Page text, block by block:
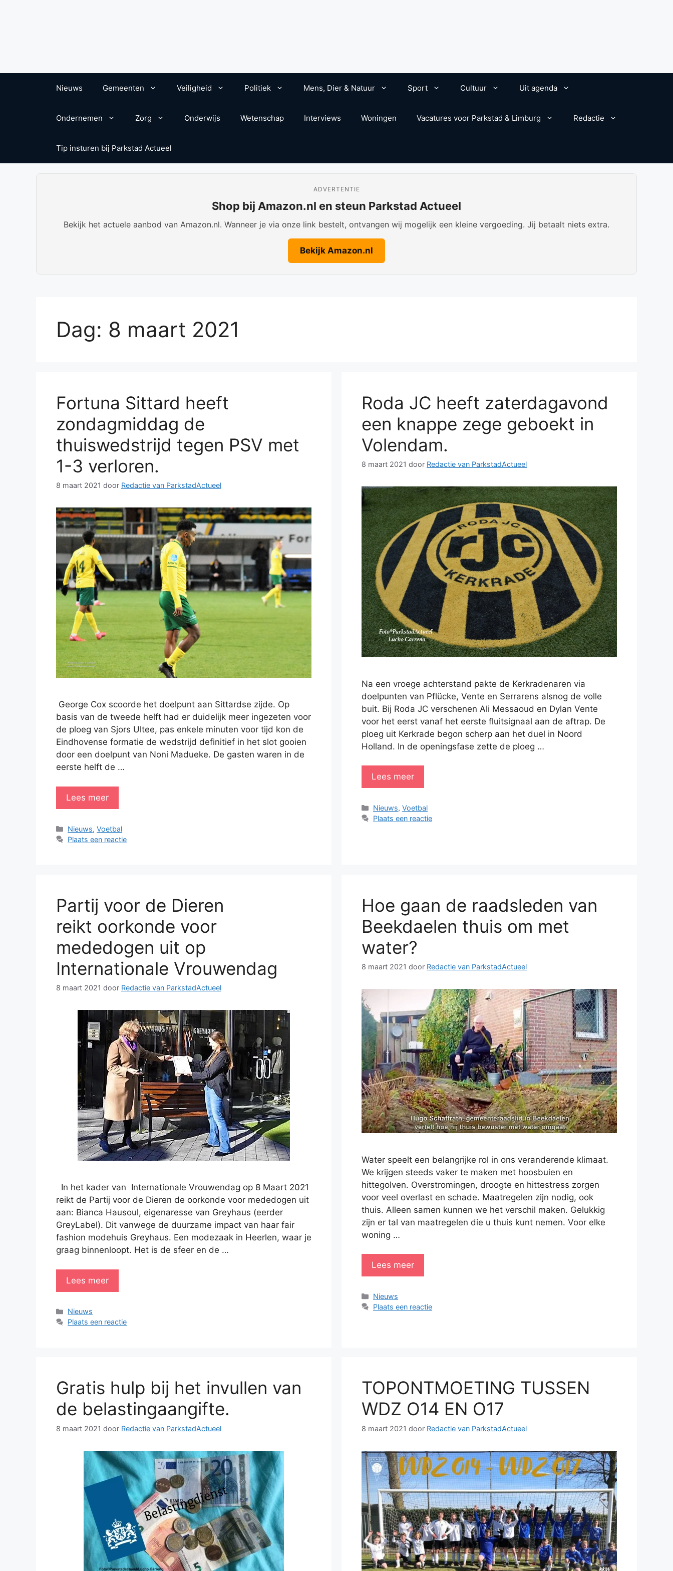
Nieuws Gemeenten Veiligheid Politiek Mens, Dier & Natuur Sport Cultuur Uit agenda
Ondernemen Zorg Onderwijs Wetenschap Interviews Woningen Vacatures voor Parkstad & Limburg Redactie
Tip insturen bij Parkstad Actueel
ADVERTENTIE
Shop bij Amazon.nl en steun Parkstad Actueel
Bekijk het actuele aanbod van Amazon.nl. Wanneer je via onze link bestelt, ontvangen wij mogelijk een kleine vergoeding. Jij betaalt niets extra.
Bekijk Amazon.nl
Dag: 8 maart 2021
Fortuna Sittard heeft
zondagmiddag de
thuiswedstrijd tegen PSV met
1-3 verloren.
8 maart 2021 door Redactie van ParkstadActueel
George Cox scoorde het doelpunt aan Sittardse zijde. Op
basis van de tweede helft had er duidelijk meer ingezeten voor
de ploeg van Sjors Ultee, pas enkele minuten voor tijd kon de
Eindhovense formatie de wedstrijd definitief in het slot gooien
door een doelpunt van Noni Madueke. De gasten waren in de
eerste helft de …
Lees meer
Categorieën
Nieuws,Voetbal
Plaats een reactie
Roda JC heeft zaterdagavond
een knappe zege geboekt in
Volendam.
8 maart 2021 door Redactie van ParkstadActueel
Na een vroege achterstand pakte de Kerkradenaren via
doelpunten van Pflücke, Vente en Serrarens alsnog de volle
buit. Bij Roda JC verschenen Ali Messaoud en Dylan Vente
voor het eerst vanaf het eerste fluitsignaal aan de aftrap. De
ploeg uit Kerkrade begon scherp aan het duel in Noord
Holland. In de openingsfase zette de ploeg …
Lees meer
Categorieën
Nieuws,Voetbal
Plaats een reactie
Partij voor de Dieren
reikt oorkonde voor
mededogen uit op
Internationale Vrouwendag
8 maart 2021 door Redactie van ParkstadActueel
In het kader van Internationale Vrouwendag op 8 Maart 2021
reikt de Partij voor de Dieren de oorkonde voor mededogen uit
aan: Bianca Hausoul, eigenaresse van Greyhaus (eerder
GreyLabel). Dit vanwege de duurzame impact van haar fair
fashion modehuis Greyhaus. Een modezaak in Heerlen, waar je
graag binnenloopt. Het is de sfeer en de …
Lees meer
Categorieën
Nieuws
Plaats een reactie
Hoe gaan de raadsleden van
Beekdaelen thuis om met
water?
8 maart 2021 door Redactie van ParkstadActueel
Water speelt een belangrijke rol in ons veranderende klimaat.
We krijgen steeds vaker te maken met hoosbuien en
hittegolven. Overstromingen, droogte en hittestress zorgen
voor veel overlast en schade. Maatregelen zijn nodig, ook
thuis. Alleen samen kunnen we het verschil maken. Gelukkig
zijn er tal van maatregelen die u thuis kunt nemen. Voor elke
woning …
Lees meer
Categorieën
Nieuws
Plaats een reactie
Gratis hulp bij het invullen van
de belastingaangifte.
8 maart 2021 door Redactie van ParkstadActueel
TOPONTMOETING TUSSEN
WDZ O14 EN O17
8 maart 2021 door Redactie van ParkstadActueel